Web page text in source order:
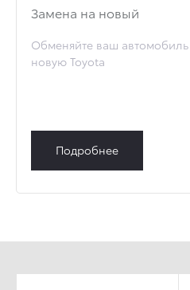
Замена на новый
Обменяйте ваш
новую Toyota
Подробнее